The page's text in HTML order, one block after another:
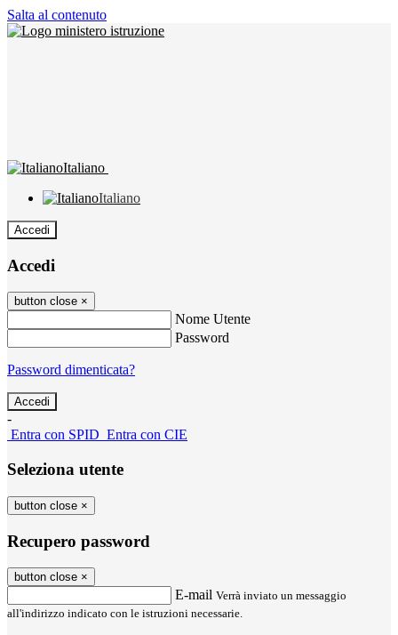
Salta al contenuto
Italiano
Italiano
Accedi
Accedi
button close ×
Nome Utente
Password
Password dimenticata?
-
Entra con SPID Entra con CIE
Seleziona utente
button close ×
Recupero password
button close ×
E-mail Verrà inviato un messaggio
all'indirizzo indicato con le istruzioni necessarie.